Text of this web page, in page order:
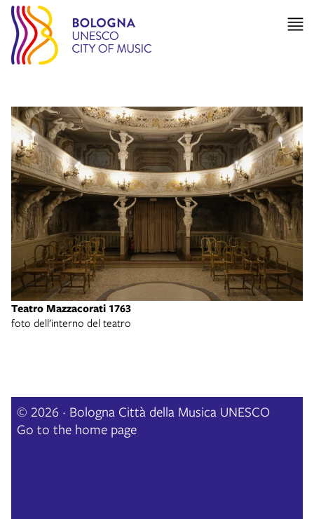
Teatro Mazzacorati 1763
foto dell’interno del teatro
© 2026 · Bologna Città della Musica UNESCO
Go to the home page